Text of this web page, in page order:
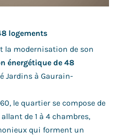
logements
la modernisation de son
énergétique de 48
Jardins à Gaurain-
le quartier se compose de
allant de 1 à 4 chambres,
qui forment un